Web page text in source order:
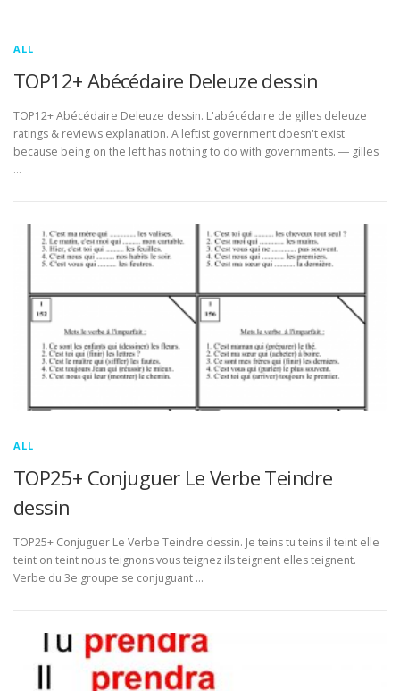
ALL
TOP12+ Abécédaire Deleuze dessin
TOP12+ Abécédaire Deleuze dessin. L'abécédaire de gilles deleuze
ratings & reviews explanation. A leftist government doesn't exist
because being on the left has nothing to do with governments. ― gilles
…
ALL
TOP25+ Conjuguer Le Verbe Teindre
dessin
TOP25+ Conjuguer Le Verbe Teindre dessin. Je teins tu teins il teint elle
teint on teint nous teignons vous teignez ils teignent elles teignent.
Verbe du 3e groupe se conjuguant …